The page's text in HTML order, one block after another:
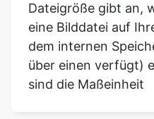
Dateigröße gibt an,
eine Bilddatei auf
dem internen
über einen verfügt)
sind die Maßeinheit